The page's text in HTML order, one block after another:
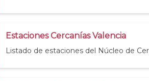
Estaciones Cercanías Valencia
Listado de estaciones del Núcleo de